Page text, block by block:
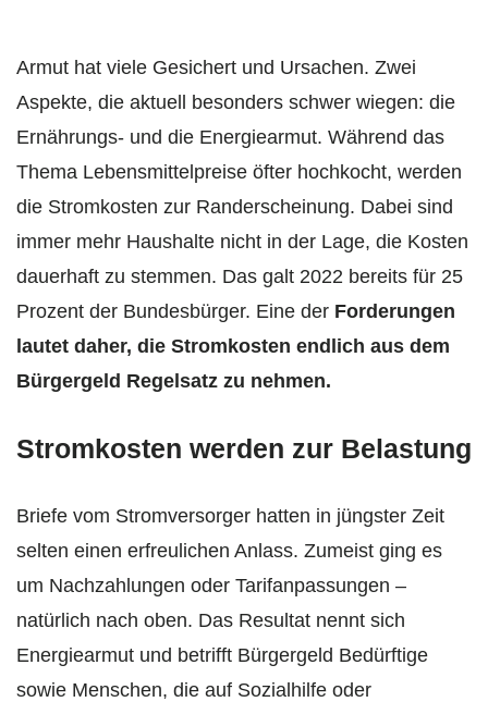
Armut hat viele Gesichert und Ursachen. Zwei
Aspekte, die aktuell besonders schwer wiegen: die
Ernährungs- und die Energiearmut. Während das
Thema Lebensmittelpreise öfter hochkocht, werden
die Stromkosten zur Randerscheinung. Dabei sind
immer mehr Haushalte nicht in der Lage, die Kosten
dauerhaft zu stemmen. Das galt 2022 bereits für 25
Prozent der Bundesbürger. Eine der Forderungen
lautet daher, die Stromkosten endlich aus dem
Bürgergeld Regelsatz zu nehmen.
Stromkosten werden zur Belastung
Briefe vom Stromversorger hatten in jüngster Zeit
selten einen erfreulichen Anlass. Zumeist ging es
um Nachzahlungen oder Tarifanpassungen –
natürlich nach oben. Das Resultat nennt sich
Energiearmut und betrifft Bürgergeld Bedürftige
sowie Menschen, die auf Sozialhilfe oder